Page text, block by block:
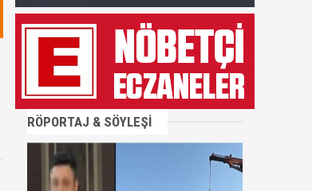
RÖPORTAJ & SÖYLEŞİ